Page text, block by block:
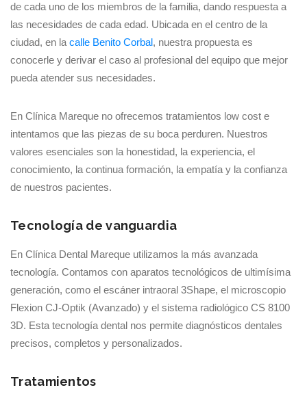
de cada uno de los miembros de la familia, dando respuesta a
las necesidades de cada edad. Ubicada en el centro de la
ciudad, en la calle Benito Corbal, nuestra propuesta es
conocerle y derivar el caso al profesional del equipo que mejor
pueda atender sus necesidades.
En Clínica Mareque no ofrecemos tratamientos low cost e
intentamos que las piezas de su boca perduren. Nuestros
valores esenciales son la honestidad, la experiencia, el
conocimiento, la continua formación, la empatía y la confianza
de nuestros pacientes.
Tecnología de vanguardia
En Clínica Dental Mareque utilizamos la más avanzada
tecnología. Contamos con aparatos tecnológicos de ultimísima
generación, como el escáner intraoral 3Shape, el microscopio
Flexion CJ-Optik (Avanzado) y el sistema radiológico CS 8100
3D. Esta tecnología dental nos permite diagnósticos dentales
precisos, completos y personalizados.
Tratamientos